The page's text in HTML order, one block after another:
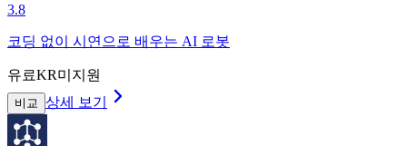
3.8
코딩 없이 시연으로 배우는 AI 로봇
유료KR미지원
비교 상세 보기